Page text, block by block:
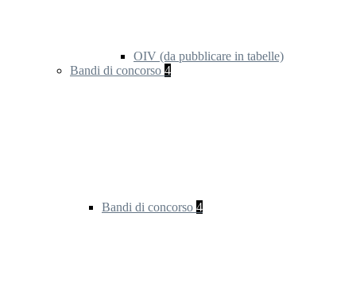
OIV (da pubblicare in tabelle)
Bandi di concorso 4
Bandi di concorso 4